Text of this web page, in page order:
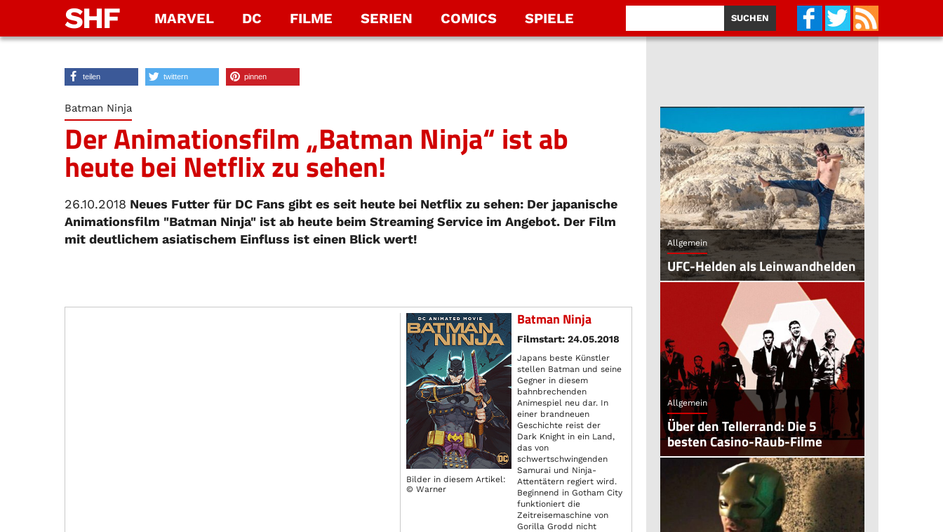
SHF MARVEL DC FILME SERIEN COMICS SPIELE
teilen twittern pinnen
Batman Ninja
Der Animationsfilm „Batman Ninja“ ist ab
heute bei Netflix zu sehen!
26.10.2018 Neues Futter für DC Fans gibt es seit heute bei Netflix zu sehen: Der japanische
Animationsfilm "Batman Ninja" ist ab heute beim Streaming Service im Angebot. Der Film
mit deutlichem asiatischem Einfluss ist einen Blick wert!
Bilder in diesem Artikel:
© Warner
Batman Ninja
Filmstart: 24.05.2018
Japans beste Künstler
stellen Batman und seine
Gegner in diesem
bahnbrechenden
Animespiel neu dar. In
einer brandneuen
Geschichte reist der
Dark Knight in ein Land,
das von
schwertschwingenden
Samurai und Ninja-
Attentätern regiert wird.
Beginnend in Gotham City
funktioniert die
Zeitreisemaschine von
Gorilla Grodd nicht
Allgemein
UFC-Helden als Leinwandhelden
Allgemein
Über den Tellerrand: Die 5
besten Casino-Raub-Filme